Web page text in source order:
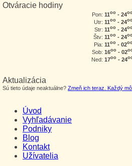
Otváracie hodiny
Pon: 11oo - 24oo
Utr: 11oo - 24oo
Str: 11oo - 24oo
Štv: 11oo - 24oo
Pia: 11oo - 02oo
Sob: 16oo - 02
Ned: 17oo - 24
Aktualizácia
Sú tieto údaje neaktuálne? Zmeň ich teraz. Každý
Úvod
Vyhľadávanie
Podniky
Blog
Kontakt
Užívatelia